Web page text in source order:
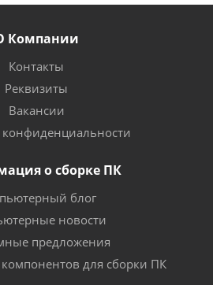
Компании
Контакты
Реквизиты
Вакансии
о сборке ПК
блог
новости
предложения
для сборки ПК